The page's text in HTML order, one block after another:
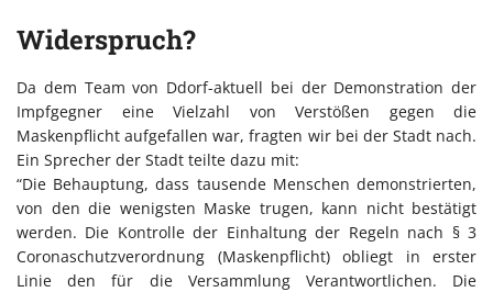
Widerspruch?
Da dem Team von Ddorf-aktuell bei der Demonstration der
Impfgegner eine Vielzahl von Verstößen gegen die
Maskenpflicht aufgefallen war, fragten wir bei der Stadt nach.
Ein Sprecher der Stadt teilte dazu mit:
“Die Behauptung, dass tausende Menschen demonstrierten,
von den die wenigsten Maske trugen, kann nicht bestätigt
werden. Die Kontrolle der Einhaltung der Regeln nach § 3
Coronaschutzverordnung (Maskenpflicht) obliegt in erster
Linie den für die Versammlung Verantwortlichen. Die